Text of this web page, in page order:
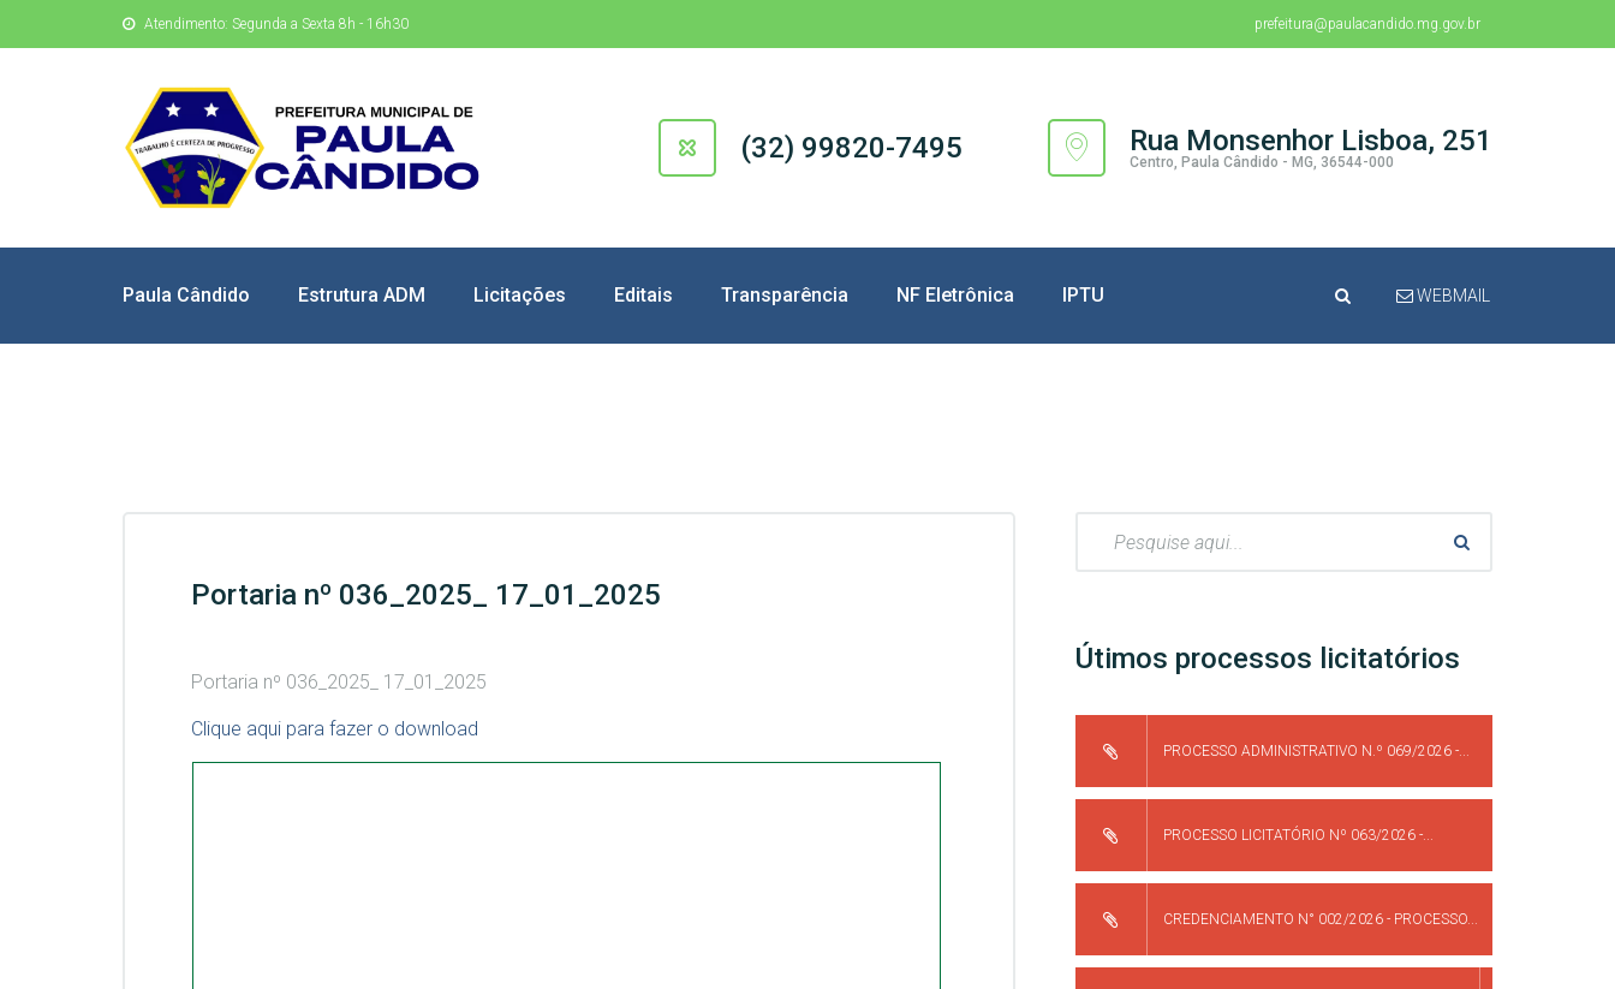
Atendimento: Segunda a Sexta 8h - 16h30 prefeitura@paulacandido.mg.gov.br
(32) 99820-7495 Rua Monsenhor Lisboa, 251
Centro, Paula Cândido - MG, 36544-000
Paula Cândido Estrutura ADM Licitações Editais Transparência NF Eletrônica IPTU WEBMAIL
Portaria nº 036_2025_ 17_01_2025
Portaria nº 036_2025_ 17_01_2025
Clique aqui para fazer o download
Útimos processos licitatórios
PROCESSO ADMINISTRATIVO N.º 069/2026 -...
PROCESSO LICITATÓRIO Nº 063/2026 -...
CREDENCIAMENTO N° 002/2026 - PROCESSO...